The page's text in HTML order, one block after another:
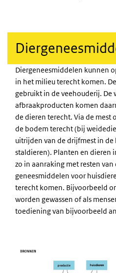
Diergeneesmiddelen kunnen
in het milieu terecht komen.
gebruikt in de veehouderij. De
afbraakproducten komen
de dieren terecht. Via de mest
de bodem terecht (bij
uitrijden van de drijfmest in
staldieren). Planten en dieren
zo in aanraking met resten
geneesmiddelen voor
terecht komen. Bijvoorbeeld
worden gewassen of als
toediening van bijvoorbeeld